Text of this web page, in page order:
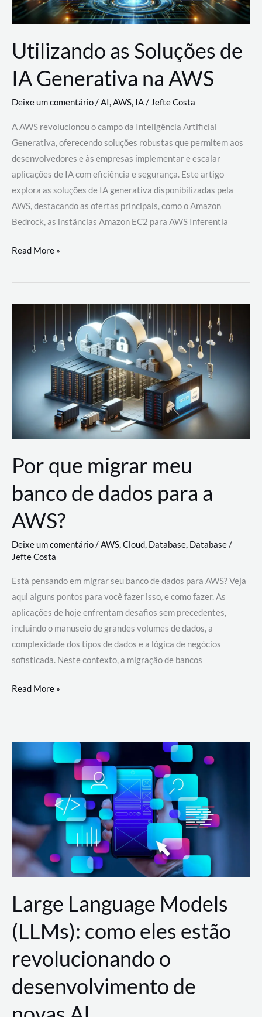
Utilizando as Soluções de
IA Generativa na AWS
Deixe um comentário/AI,AWS, IA/Jefte Costa
A AWS revolucionou o campo da Inteligência Artificial
Generativa, oferecendo soluções robustas que permitem aos
desenvolvedores e às empresas implementar e escalar
aplicações de IA com eficiência e segurança. Este artigo
explora as soluções de IA generativa disponibilizadas pela
AWS, destacando as ofertas principais, como o Amazon
Bedrock, as instâncias Amazon EC2 para AWS Inferentia
Utilizando
Soluções
AWS
Read More »
Por que migrar meu
banco de dados para a
AWS?
Deixe um comentário/AWS,Cloud, Database, Database/
Jefte Costa
Está pensando em migrar seu banco de dados para AWS? Veja
aqui alguns pontos para você fazer isso, e como fazer. As
aplicações de hoje enfrentam desafios sem precedentes,
incluindo o manuseio de grandes volumes de dados, a
complexidade dos tipos de dados e a lógica de negócios
sofisticada. Neste contexto, a migração de bancos
Por
migrar
de
a
AWS?
Read More »
Large Language Models
(LLMs): como eles estão
revolucionando o
desenvolvimento de